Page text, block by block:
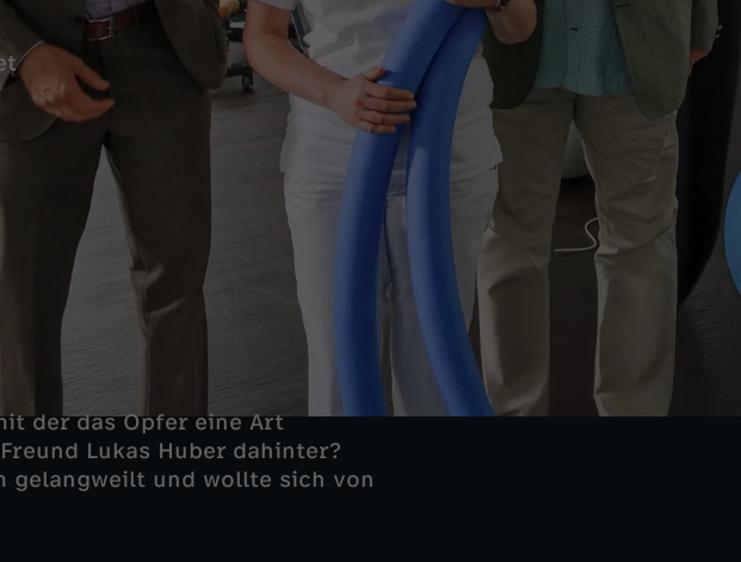
der das Opfer eine Art
Lukas Huber dahinter?
gelangweilt und wollte sich von